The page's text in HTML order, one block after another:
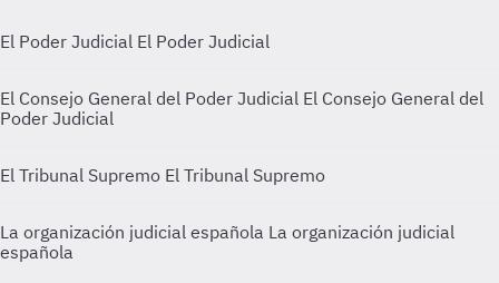
El Poder Judicial El Poder Judicial
El Consejo General del Poder Judicial El Consejo General del
Poder Judicial
El Tribunal Supremo El Tribunal Supremo
La organización judicial española La organización judicial
española